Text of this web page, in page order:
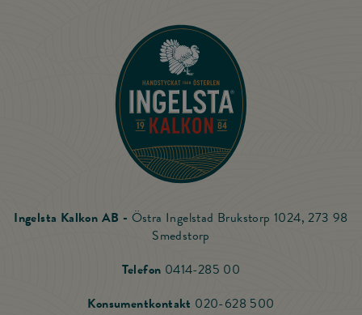
Till startsidan
Ingelsta Kalkon AB - Östra Ingelstad Brukstorp 1024, 273 98
Smedstorp
Telefon 0414-285 00
Konsumentkontakt 020-628 500